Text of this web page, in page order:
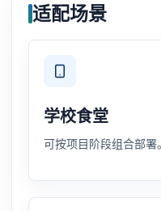
适配场景
学校食堂
可按项目阶段组合部署。